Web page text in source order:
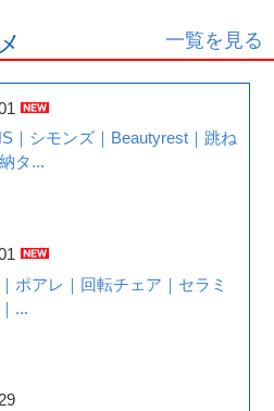
一覧を見る
｜シモンズ｜Beautyrest｜跳ね
タ...
ポアレ｜回転チェア｜セラミ
...